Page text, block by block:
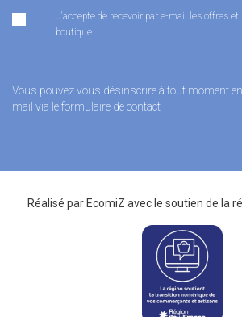
J'accepte de recevoir par e-mail les offres et
boutique
Vous pouvez vous désinscrire à tout moment
mail via le formulaire de contact
Réalisé par EcomiZ avec le soutien de la